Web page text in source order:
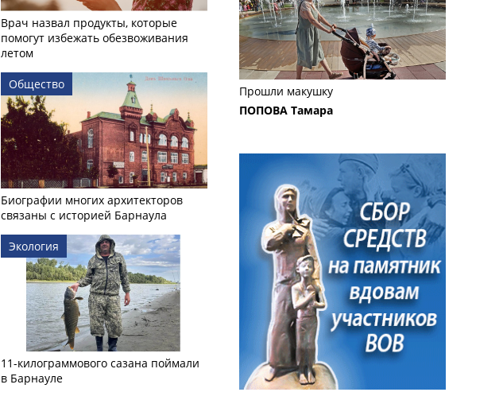
Врач назвал продукты, которые
помогут избежать обезвоживания
летом
Общество
Биографии многих архитекторов
связаны с историей Барнаула
Экология
11-килограммового сазана поймали
в Барнауле
Прошли макушку
ПОПОВА Тамара